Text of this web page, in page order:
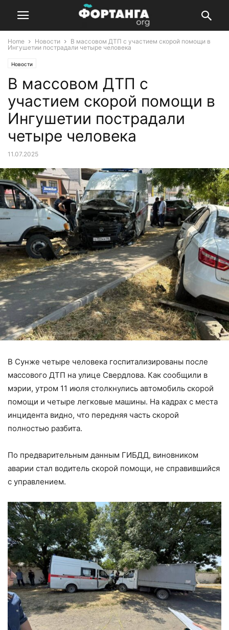
Home Новости
В массовом ДТП с участием скорой помощи в
Ингушетии пострадали четыре человека
Новости
В массовом ДТП с
участием скорой помощи в
Ингушетии пострадали
четыре человека
11.07.2025
В Сунже четыре человека госпитализированы после
массового ДТП на улице Свердлова. Как сообщили в
мэрии, утром 11 июля столкнулись автомобиль скорой
помощи и четыре легковые машины. На кадрах с места
инцидента видно, что передняя часть скорой
полностью разбита.
По предварительным данным ГИБДД, виновником
аварии стал водитель скорой помощи, не справившийся
с управлением.